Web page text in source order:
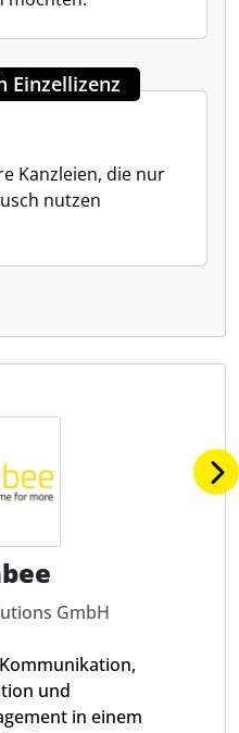
Einzellizenz
Kanzleien, die nur
nutzen
GmbH
und
in einem